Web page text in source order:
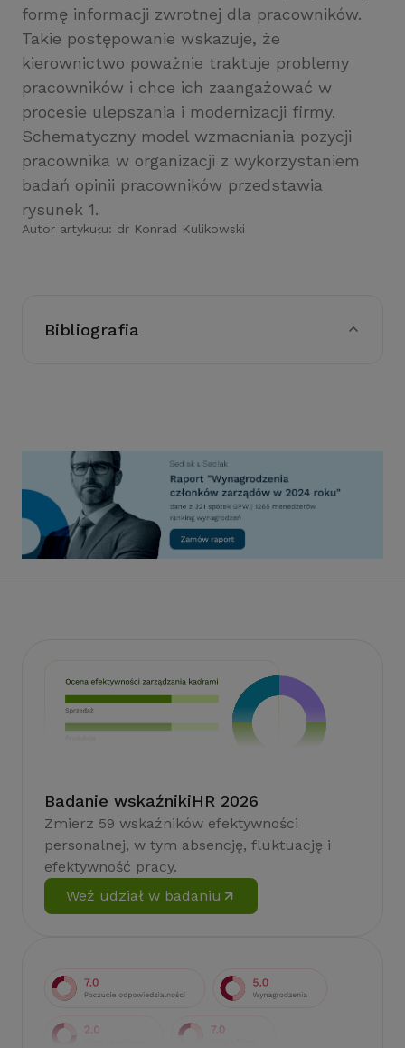
formę informacji zwrotnej dla pracowników.
Takie postępowanie wskazuje, że
kierownictwo poważnie traktuje problemy
pracowników i chce ich zaangażować w
procesie ulepszania i modernizacji firmy.
Schematyczny model wzmacniania pozycji
pracownika w organizacji z wykorzystaniem
badań opinii pracowników przedstawia
rysunek 1.
Autor artykułu: dr Konrad Kulikowski
Bibliografia
Badanie wskaźnikiHR 2026
Zmierz 59 wskaźników efektywności
personalnej, w tym absencję, fluktuację i
efektywność pracy.
Weź udział w badaniu